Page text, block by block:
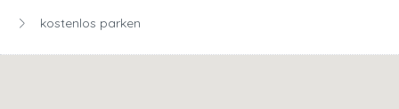
kostenlos parken